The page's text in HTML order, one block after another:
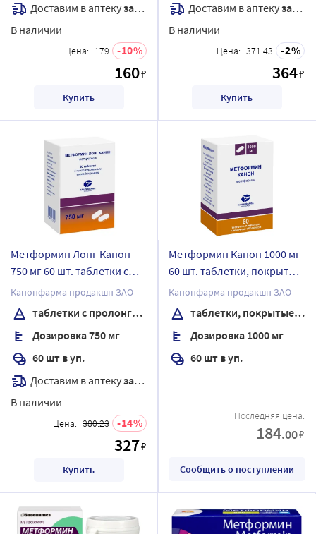
Доставим в аптекузавтра
В наличии
Цена: 179 10
160₽
Купить
Доставим в аптекузавтра
В наличии
Цена: 371.43 2
364₽
Купить
Метформин Лонг Канон
750 мг 60 шт. таблетки с
пролонгированным
высвобождением банка
Канонфарма продакшн ЗАО
таблетки с пролонгированным высвобождением
Дозировка 750 мг
60 шт в уп.
Доставим в аптекузавтра
В наличии
Цена: 380.23 14
327₽
Купить
Метформин Канон 1000 мг
60 шт. таблетки, покрытые
пленочной оболочкой
банка
Канонфарма продакшн ЗАО
таблетки, покрытые пленочной оболочкой
Дозировка 1000 мг
60 шт в уп.
Последняя цена:
184.00₽
Сообщить о поступлении